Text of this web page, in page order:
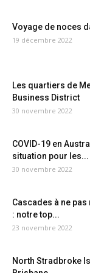
Voyage de noces
19 décembre 2022
Les quartiers de
Business District
30 novembre 2022
COVID-19 en
situation pour les...
30 novembre 2022
Cascades à ne
: notre top...
23 novembre 2022
North Stradbroke